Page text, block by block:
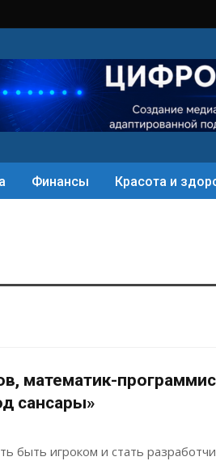
Финансы Красота и
математик-
сансары»
быть игроком и стать